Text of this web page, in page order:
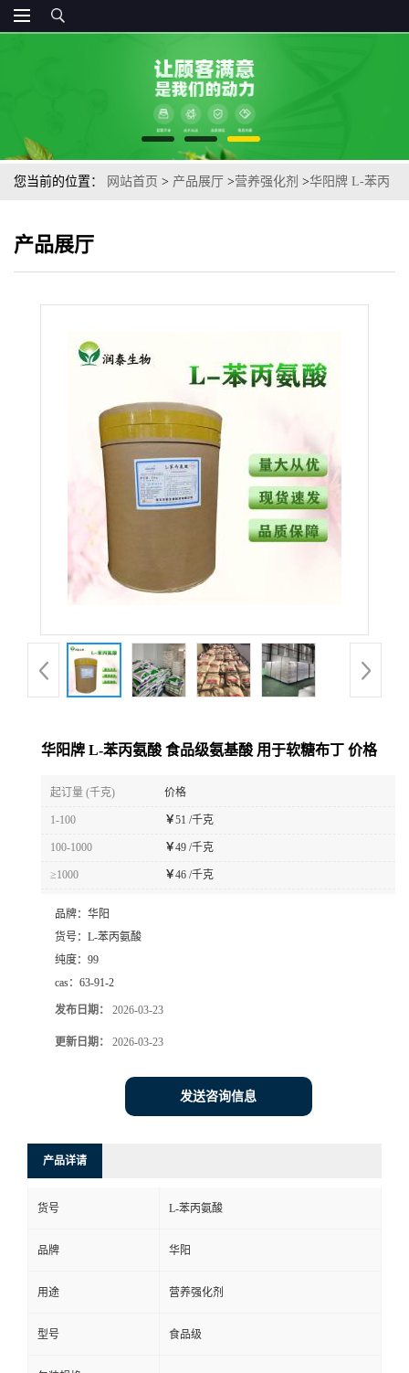
您当前的位置： 网站首页 > 产品展厅 >营养强化剂 >华阳牌 L-苯丙
产品展厅
华阳牌 L-苯丙氨酸 食品级氨基酸 用于软糖布丁 价格
起订量 (千克) 价格
1-100 ￥51 /千克
100-1000 ￥49 /千克
≥1000 ￥46 /千克
品牌： 华阳
货号： L-苯丙氨酸
纯度： 99
cas： 63-91-2
发布日期： 2026-03-23
更新日期： 2026-03-23
发送咨询信息
产品详请
货号 L-苯丙氨酸
品牌 华阳
用途 营养强化剂
型号 食品级